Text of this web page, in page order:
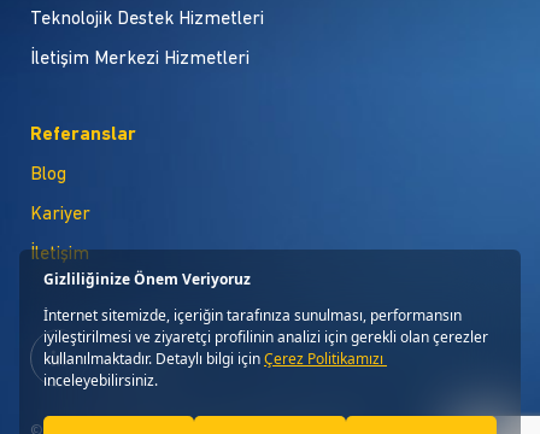
Teknolojik Destek Hizmetleri
İletişim Merkezi Hizmetleri
Referanslar
Blog
Kariyer
İletişim